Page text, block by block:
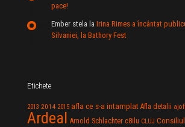
pace!
Ember stela la Irina Rimes a încântat
Silvaniei, la Bathory Fest
Etichete
2013 2014 2015 afla ce s-a intamplat Afla detalii
Ardeal Arnold Schlachter c8ilu CLUJ